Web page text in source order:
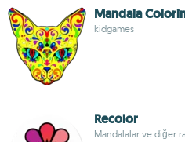
Mandala
kidgames
Recolor
Mandalalar ve diğer